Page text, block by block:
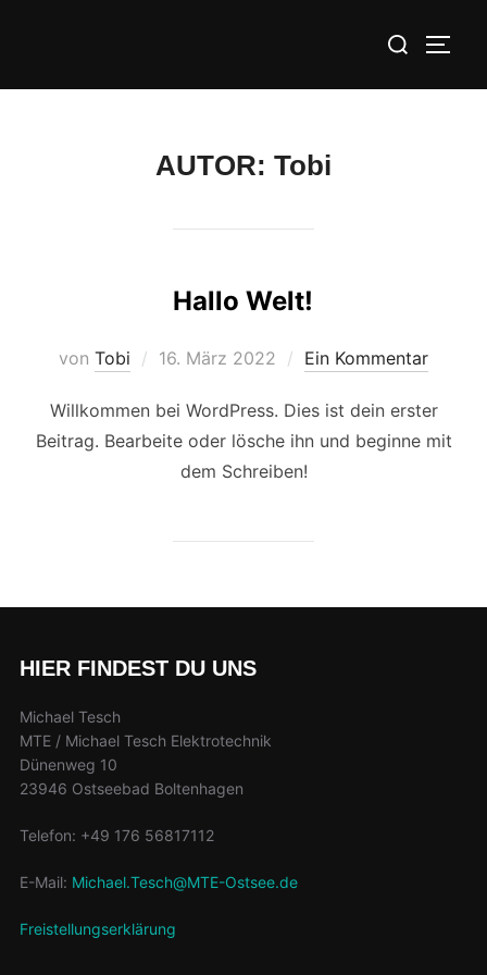
Suchen
AUTOR: Tobi
Hallo Welt!
von Tobi
Veröffentlicht
16. März 2022 Ein Kommentar
Willkommen bei WordPress. Dies ist dein erster
Beitrag. Bearbeite oder lösche ihn und beginne mit
dem Schreiben!
HIER FINDEST DU UNS
Michael Tesch
MTE / Michael Tesch Elektrotechnik
Dünenweg 10
23946 Ostseebad Boltenhagen
Telefon: +49 176 56817112
E-Mail: Michael.Tesch@MTE-Ostsee.de
Freistellungserklärung